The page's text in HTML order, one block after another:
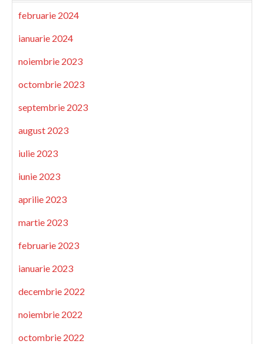
februarie 2024
ianuarie 2024
noiembrie 2023
octombrie 2023
septembrie 2023
august 2023
iulie 2023
iunie 2023
aprilie 2023
martie 2023
februarie 2023
ianuarie 2023
decembrie 2022
noiembrie 2022
octombrie 2022